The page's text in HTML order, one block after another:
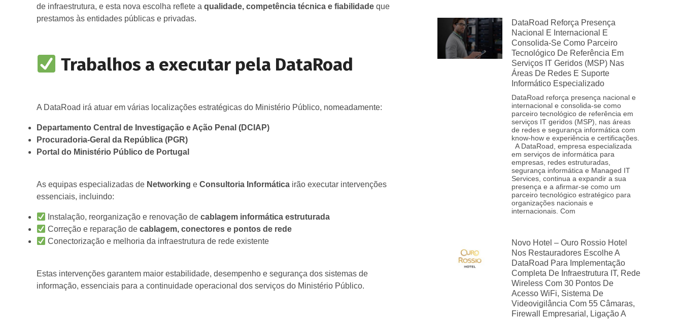
de infraestrutura, e esta nova escolha reflete a qualidade, competência técnica e fiabilidade que
prestamos às entidades públicas e privadas.
Trabalhos a executar pela DataRoad
A DataRoad irá atuar em várias localizações estratégicas do Ministério Público, nomeadamente:
Departamento Central de Investigação e Ação Penal (DCIAP)
Procuradoria-Geral da República (PGR)
Portal do Ministério Público de Portugal
As equipas especializadas de Networking e Consultoria Informática irão executar intervenções
essenciais, incluindo:
Instalação, reorganização e renovação decablagem informática estruturada
Correção e reparação decablagem, conectores e pontos de rede
Conectorização e melhoria da infraestrutura de rede existente
Estas intervenções garantem maior estabilidade, desempenho e segurança dos sistemas de
informação, essenciais para a continuidade operacional dos serviços do Ministério Público.
DataRoad Reforça Presença
Nacional E Internacional E
Consolida‑se Como Parceiro
Tecnológico De Referência Em
Serviços IT Geridos (MSP) Nas
Áreas De Redes E Suporte
Informático Especializado
DataRoad reforça presença nacional e
internacional e consolida‑se como
parceiro tecnológico de referência em
serviços IT geridos (MSP), nas áreas
de redes e segurança informática com
know-how e experiência e certificações.
A DataRoad, empresa especializada
em serviços de informática para
empresas, redes estruturadas,
segurança informática e Managed IT
Services, continua a expandir a sua
presença e a afirmar‑se como um
parceiro tecnológico estratégico para
organizações nacionais e
internacionais. Com
Novo Hotel – Ouro Rossio Hotel
Nos Restauradores Escolhe A
DataRoad Para Implementação
Completa De Infraestrutura IT, Rede
Wireless Com 30 Pontos De
Acesso WiFi, Sistema De
Videovigilância Com 55 Câmaras,
Firewall Empresarial, Ligação A